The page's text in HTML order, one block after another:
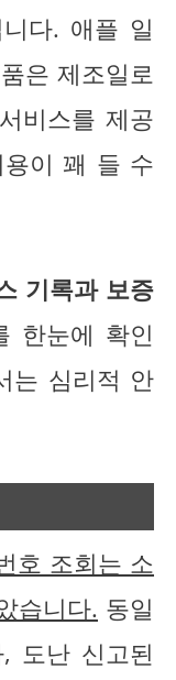
다. 애플 일
은 제조일로
비스를 제공
이 꽤 들 수
기록과 보증
한눈에 확인
는 심리적 안
호 조회는 소
습니다. 동일
도난 신고된